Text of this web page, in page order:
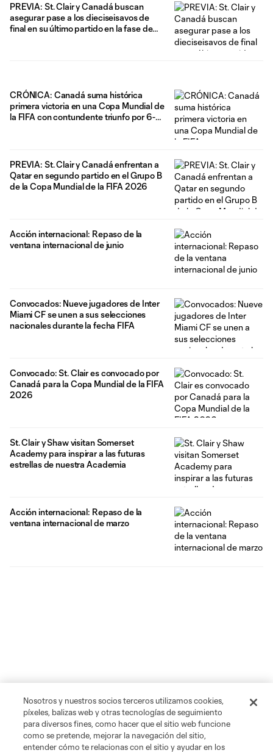
PREVIA: St. Clair y Canadá buscan
asegurar pase a los dieciseisavos de
final en su último partido en la fase de
CRÓNICA: Canadá suma histórica
primera victoria en una Copa Mundial de
la FIFA con contundente triunfo por 6-0
PREVIA: St. Clair y Canadá enfrentan a
Qatar en segundo partido en el Grupo B
de la Copa Mundial de la FIFA 2026
Acción internacional: Repaso de la
ventana internacional de junio
Convocados: Nueve jugadores de Inter
Miami CF se unen a sus selecciones
nacionales durante la fecha FIFA
Convocado: St. Clair es convocado por
Canadá para la Copa Mundial de la FIFA
2026
St. Clair y Shaw visitan Somerset
Academy para inspirar a las futuras
estrellas de nuestra Academia
Acción internacional: Repaso de la
ventana internacional de marzo
Nosotros y nuestros socios terceros utilizamos cookies,
píxeles, balizas web y otras tecnologías de seguimiento
para diversos fines, como hacer que el sitio web funcione
como se pretende, mejorar la navegación del sitio,
entender cómo te relacionas con el sitio y ayudar en los